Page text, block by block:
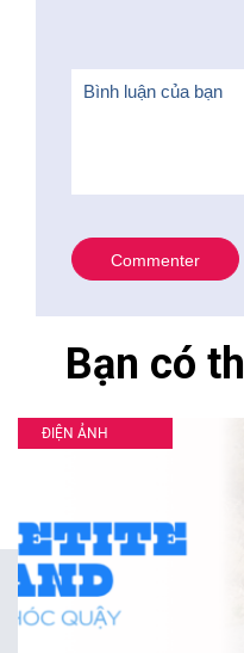
Bạn có
ĐIỆN ẢNH